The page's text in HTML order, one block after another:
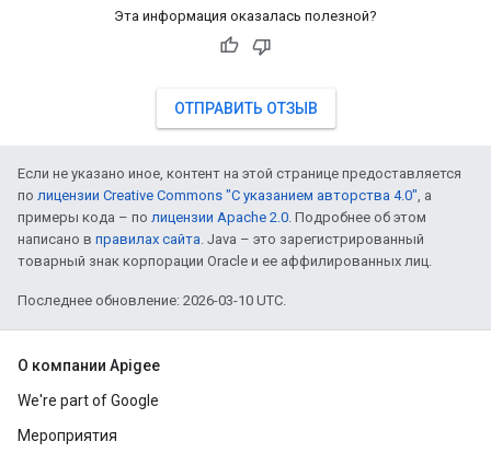
Эта информация оказалась полезной?
ОТПРАВИТЬ ОТЗЫВ
Если не указано иное, контент на этой странице предоставляется
по лицензии Creative Commons "С указанием авторства 4.0", а
примеры кода – по лицензии Apache 2.0. Подробнее об этом
написано в правилах сайта. Java – это зарегистрированный
товарный знак корпорации Oracle и ее аффилированных лиц.
Последнее обновление: 2026-03-10 UTC.
О компании Apigee
We're part of Google
Мероприятия